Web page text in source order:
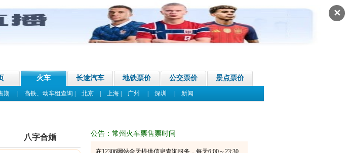
✕
火车 长途汽车 地铁票价 公交票价 景点票价
期 高铁、动车组查询 北京| 上海| 广州 深圳
新闻
八字合婚 公告：常州火车票售票时间
在12306网站全天提供信息查询服务，每天6:00～23:30